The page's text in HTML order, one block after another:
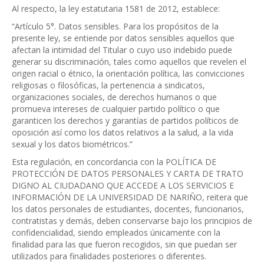
Al respecto, la ley estatutaria 1581 de 2012, establece:
“Artículo 5°. Datos sensibles. Para los propósitos de la
presente ley, se entiende por datos sensibles aquellos que
afectan la intimidad del Titular o cuyo uso indebido puede
generar su discriminación, tales como aquellos que revelen el
origen racial o étnico, la orientación política, las convicciones
religiosas o filosóficas, la pertenencia a sindicatos,
organizaciones sociales, de derechos humanos o que
promueva intereses de cualquier partido político o que
garanticen los derechos y garantías de partidos políticos de
oposición así como los datos relativos a la salud, a la vida
sexual y los datos biométricos.”
Esta regulación, en concordancia con la POLÍTICA DE
PROTECCIÓN DE DATOS PERSONALES Y CARTA DE TRATO
DIGNO AL CIUDADANO QUE ACCEDE A LOS SERVICIOS E
INFORMACIÓN DE LA UNIVERSIDAD DE NARIÑO, reitera que
los datos personales de estudiantes, docentes, funcionarios,
contratistas y demás, deben conservarse bajo los principios de
confidencialidad, siendo empleados únicamente con la
finalidad para las que fueron recogidos, sin que puedan ser
utilizados para finalidades posteriores o diferentes.